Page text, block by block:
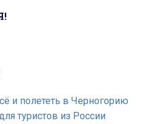
и полететь в Черногорию
туристов из России